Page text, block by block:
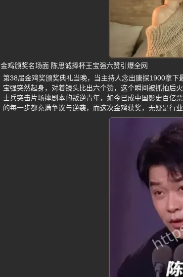
金鸡颁奖名场面 陈思诚捧杯王宝强六赞引爆全网
第38届金鸡奖颁奖典礼当晚，当主持人念出唐探1900拿
宝强突然起身，对着镜头比出六个赞，这个瞬间被抓拍后
士兵突击片场摔剧本的叛逆青年，如今已成中国影史百亿
的每一步都充满争议与逆袭，而这次金鸡获奖，无疑是行